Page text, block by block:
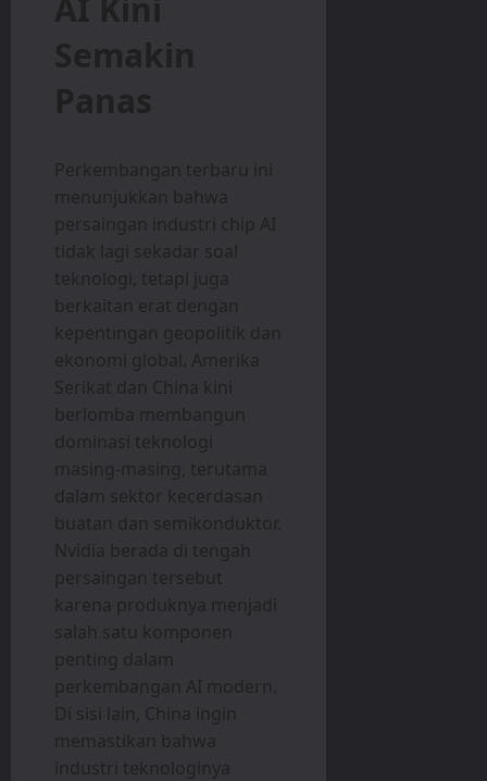
AI Kini
Semakin
Panas
Perkembangan terbaru ini
menunjukkan bahwa
persaingan industri chip AI
tidak lagi sekadar soal
teknologi, tetapi juga
berkaitan erat dengan
kepentingan geopolitik dan
ekonomi global. Amerika
Serikat dan China kini
berlomba membangun
dominasi teknologi
masing-masing, terutama
dalam sektor kecerdasan
buatan dan semikonduktor.
Nvidia berada di tengah
persaingan tersebut
karena produknya menjadi
salah satu komponen
penting dalam
perkembangan AI modern.
Di sisi lain, China ingin
memastikan bahwa
industri teknologinya